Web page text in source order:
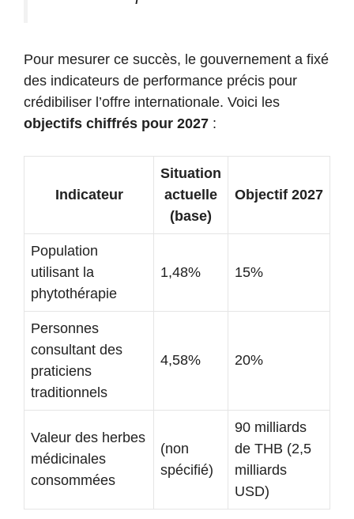
Pour mesurer ce succès, le gouvernement a fixé
des indicateurs de performance précis pour
crédibiliser l’offre internationale. Voici les
objectifs chiffrés pour 2027 :
Indicateur
Situation
actuelle
(base)
Objectif 2027
Population
utilisant la
phytothérapie
1,48% 15%
Personnes
consultant des
praticiens
traditionnels
4,58% 20%
Valeur des herbes
médicinales
consommées
(non
spécifié)
90 milliards
de THB (2,5
milliards
USD)